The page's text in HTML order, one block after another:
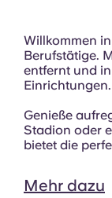
Willkommen in
Berufstätige.
entfernt und
Einrichtungen.
Genieße
Stadion oder
bietet die
Mehr dazu